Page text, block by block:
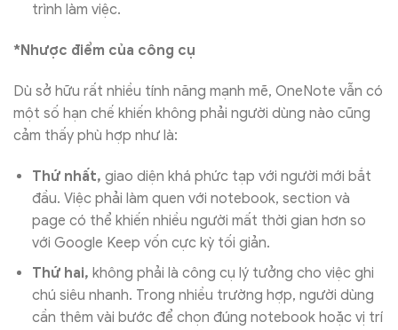
trình làm việc.
*Nhược điểm của công cụ
Dù sở hữu rất nhiều tính năng mạnh mẽ, OneNote vẫn có
một số hạn chế khiến không phải người dùng nào cũng
cảm thấy phù hợp như là:
Thứ nhất, giao diện khá phức tạp với người mới bắt
đầu. Việc phải làm quen với notebook, section và
page có thể khiến nhiều người mất thời gian hơn so
với Google Keep vốn cực kỳ tối giản.
Thứ hai, không phải là công cụ lý tưởng cho việc ghi
chú siêu nhanh. Trong nhiều trường hợp, người dùng
cần thêm vài bước để chọn đúng notebook hoặc vị trí